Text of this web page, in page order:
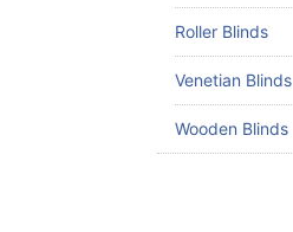
Roller Blinds
Venetian Blinds
Wooden Blinds